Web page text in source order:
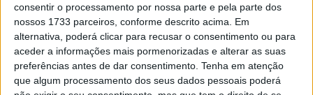
consentir o processamento por nossa parte e pela parte dos
nossos 1733 parceiros, conforme descrito acima. Em
alternativa, poderá clicar para recusar o consentimento ou para
aceder a informações mais pormenorizadas e alterar as suas
preferências antes de dar consentimento. Tenha em atenção
que algum processamento dos seus dados pessoais poderá